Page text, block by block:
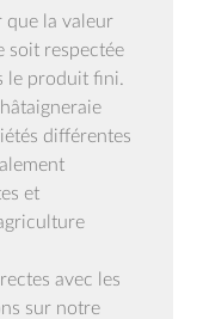
que la valeur
soit respectée
le produit fini.
différentes
et
avec les
sur notre